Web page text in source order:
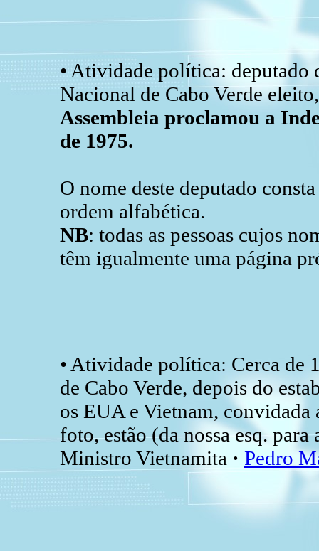
• Atividade política: deputado
Nacional de Cabo Verde
Assembleia proclamou a
de 1975.
O nome deste deputado
ordem alfabética.
NB: todas as pessoas cujos
têm igualmente uma página
• Atividade política: Cerca de
de Cabo Verde, depois do
os EUA e Vietnam, convidada
foto, estão (da nossa esq. para
Ministro Vietnamita · Pedro